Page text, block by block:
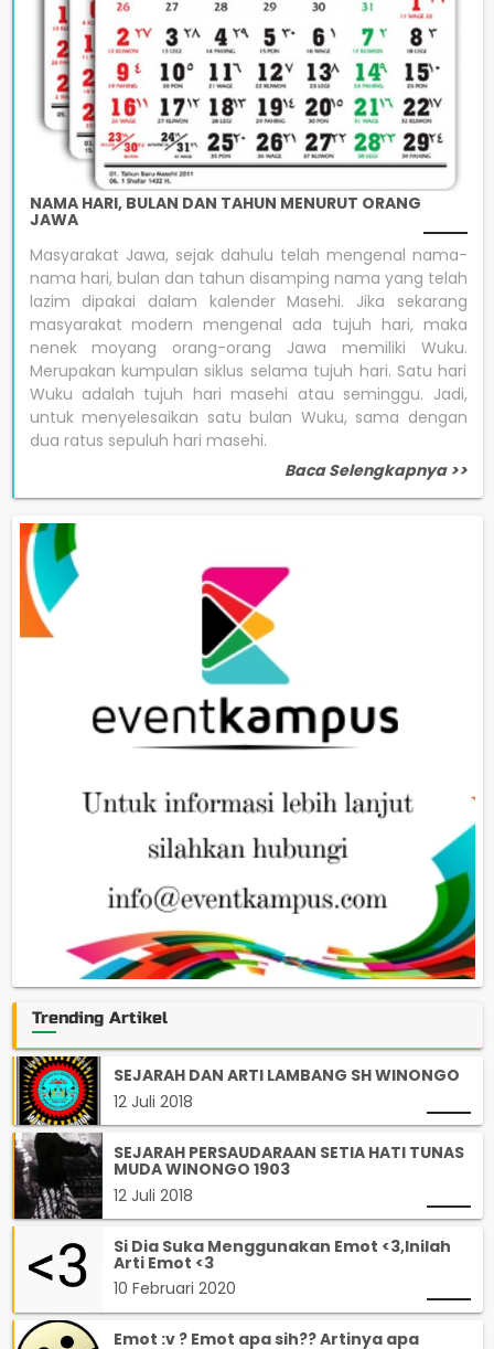
NAMA HARI, BULAN DAN TAHUN MENURUT ORANG
JAWA
Masyarakat Jawa, sejak dahulu telah mengenal nama-
nama hari, bulan dan tahun disamping nama yang telah
lazim dipakai dalam kalender Masehi. Jika sekarang
masyarakat modern mengenal ada tujuh hari, maka
nenek moyang orang-orang Jawa memiliki Wuku.
Merupakan kumpulan siklus selama tujuh hari. Satu hari
Wuku adalah tujuh hari masehi atau seminggu. Jadi,
untuk menyelesaikan satu bulan Wuku, sama dengan
dua ratus sepuluh hari masehi.
Baca Selengkapnya >>
Trending Artikel
SEJARAH DAN ARTI LAMBANG SH WINONGO
12 Juli 2018
SEJARAH PERSAUDARAAN SETIA HATI TUNAS
MUDA WINONGO 1903
12 Juli 2018
Si Dia Suka Menggunakan Emot <3,Inilah
Arti Emot <3
10 Februari 2020
Emot :v ? Emot apa sih?? Artinya apa